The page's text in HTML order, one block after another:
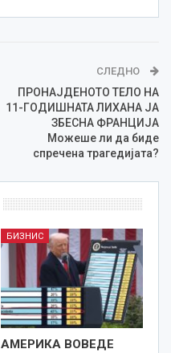
СЛЕДНО
ПРОНАЈДЕНОТО ТЕЛО НА
11-ГОДИШНАТА ЛИХАНА ЈА
ЗБЕСНА ФРАНЦИЈА
Можеше ли да биде
спречена трагедијата?
БИЗНИС
АМЕРИКА ВОВЕДЕ